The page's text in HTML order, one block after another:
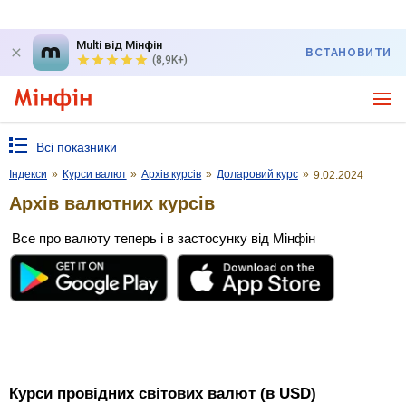
Multi від Мінфін
(8,9K+)
ВСТАНОВИТИ
Всі показники
Індекси » Курси валют » Архів курсів » Доларовий курс » 9.02.2024
Архів валютних курсів
Все про валюту теперь і в застосунку від Мінфін
Курси провідних світових валют (в USD)